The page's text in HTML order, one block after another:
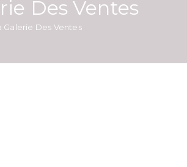
Des Ventes
Galerie Des Ventes